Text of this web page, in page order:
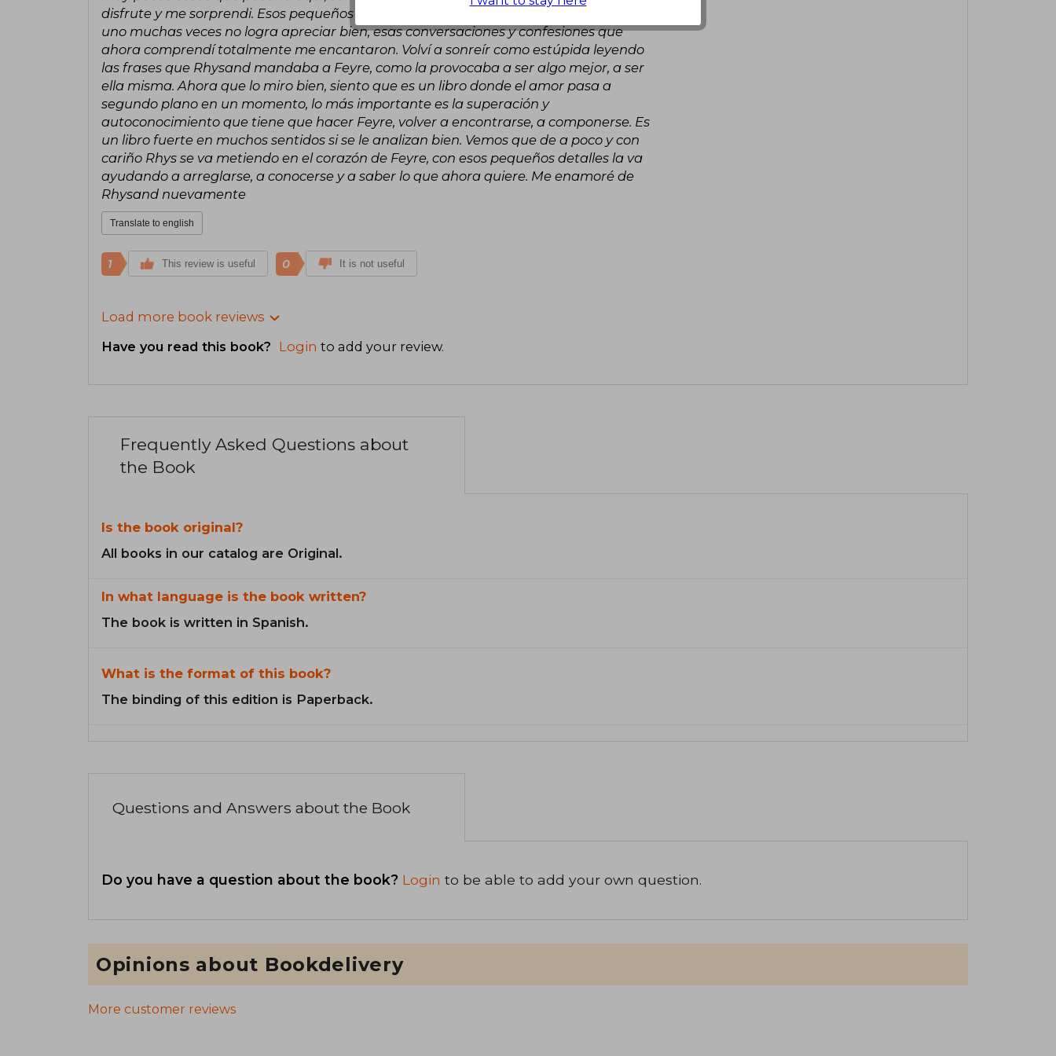
disfrute y me sorprendi. Esos pequeños detalles escondidos que en la primera lectura
uno muchas veces no logra apreciar bien, esas conversaciones y confesiones que
ahora comprendí totalmente me encantaron. Volví a sonreír como estúpida leyendo
las frases que Rhysand mandaba a Feyre, como la provocaba a ser algo mejor, a ser
ella misma. Ahora que lo miro bien, siento que es un libro donde el amor pasa a
segundo plano en un momento, lo más importante es la superación y
autoconocimiento que tiene que hacer Feyre, volver a encontrarse, a componerse. Es
un libro fuerte en muchos sentidos si se le analizan bien. Vemos que de a poco y con
cariño Rhys se va metiendo en el corazón de Feyre, con esos pequeños detalles la va
ayudando a arreglarse, a conocerse y a saber lo que ahora quiere. Me enamoré de
Rhysand nuevamente
Translate to english
1 This review is useful 0 It is not useful
Load more book reviews
Have you read this book? Login to add your review.
Frequently Asked Questions about
the Book
Is the book original?
All books in our catalog are Original.
In what language is the book written?
The book is written in Spanish.
What is the format of this book?
The binding of this edition is Paperback.
Questions and Answers about the Book
Do you have a question about the book? Login to be able to add your own question.
Opinions about Bookdelivery
More customer reviews